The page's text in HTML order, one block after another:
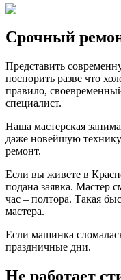
Срочный
Представить
поспорить разве что
правило,
специалист.
Наша мастерская
даже новейшую
ремонт.
Если вы живете в
подана заявка. Мастер
час – полтора. Такая
мастера.
Если машинка
праздничные дни.
Не работает